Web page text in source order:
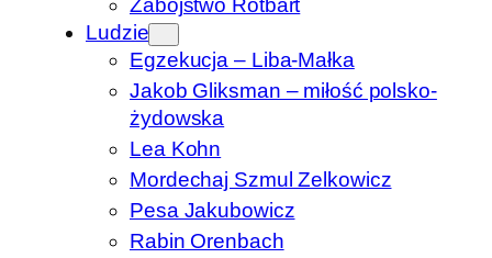
Ludzie
Egzekucja – Liba-Małka
Jakob Gliksman – miłość polsko-
żydowska
Lea Kohn
Mordechaj Szmul Zelkowicz
Pesa Jakubowicz
Rabin Orenbach